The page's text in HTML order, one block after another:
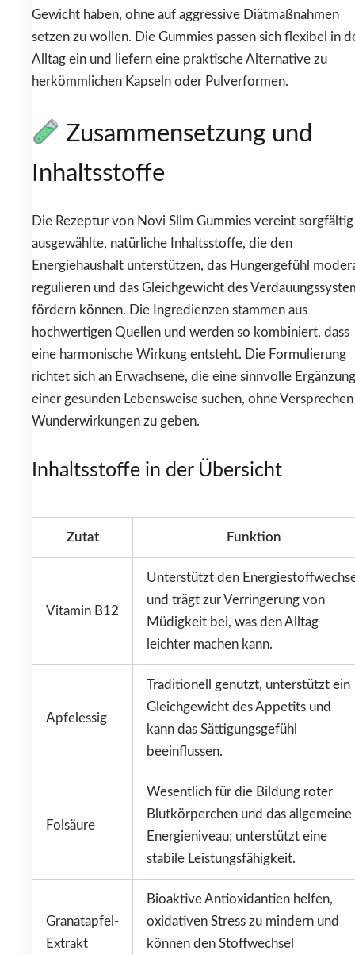
Gewicht haben, ohne auf aggressive Diätmaßnahmen
setzen zu wollen. Die Gummies passen sich flexibel in
Alltag ein und liefern eine praktische Alternative zu
herkömmlichen Kapseln oder Pulverformen.
Zusammensetzung und
Inhaltsstoffe
Die Rezeptur von Novi Slim Gummies vereint sorgfältig
ausgewählte, natürliche Inhaltsstoffe, die den
Energiehaushalt unterstützen, das Hungergefühl
regulieren und das Gleichgewicht des
fördern können. Die Ingredienzen stammen aus
hochwertigen Quellen und werden so kombiniert, dass
eine harmonische Wirkung entsteht. Die Formulierung
richtet sich an Erwachsene, die eine sinnvolle
einer gesunden Lebensweise suchen, ohne
Wunderwirkungen zu geben.
Inhaltsstoffe in der Übersicht
Zutat Funktion
Vitamin B12
Unterstützt den
und trägt zur Verringerung von
Müdigkeit bei, was den Alltag
leichter machen kann.
Apfelessig
Traditionell genutzt, unterstützt ein
Gleichgewicht des Appetits und
kann das Sättigungsgefühl
beeinflussen.
Folsäure
Wesentlich für die Bildung roter
Blutkörperchen und das allgemeine
Energieniveau; unterstützt eine
stabile Leistungsfähigkeit.
Granatapfel-
Extrakt
Bioaktive Antioxidantien helfen,
oxidativen Stress zu mindern und
können den Stoffwechsel